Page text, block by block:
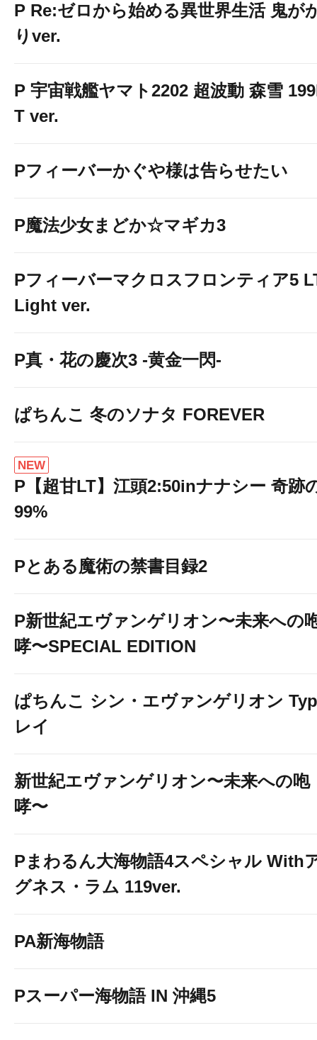
P Re:ゼロから始める異世界生活 鬼が
りver.
P 宇宙戦艦ヤマト2202 超波動 森雪
T ver.
Pフィーバーかぐや様は告らせたい
P魔法少女まどか☆マギカ3
Pフィーバーマクロスフロンティア5
Light ver.
P真・花の慶次3 -黄金一閃-
ぱちんこ 冬のソナタ FOREVER
NEW
P【超甘LT】江頭2:50inナナシー 奇跡
99%
Pとある魔術の禁書目録2
P新世紀エヴァンゲリオン〜未来への
哮〜SPECIAL EDITION
ぱちんこ シン・エヴァンゲリオン
レイ
新世紀エヴァンゲリオン〜未来への咆
哮〜
Pまわるん大海物語4スペシャル With
グネス・ラム 119ver.
PA新海物語
Pスーパー海物語 IN 沖縄5